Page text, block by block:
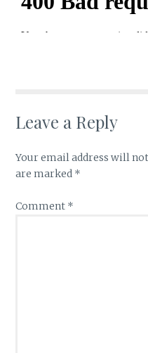
Leave a Reply
Your email address will
are marked *
Comment *